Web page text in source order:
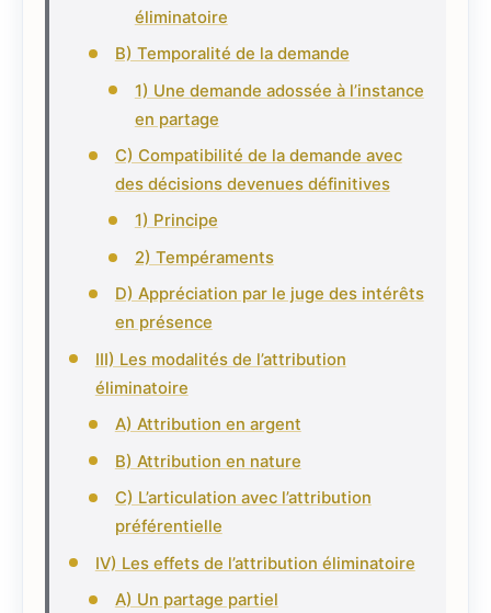
éliminatoire
B) Temporalité de la demande
1) Une demande adossée à l’instance
en partage
C) Compatibilité de la demande avec
des décisions devenues définitives
1) Principe
2) Tempéraments
D) Appréciation par le juge des intérêts
en présence
III) Les modalités de l’attribution
éliminatoire
A) Attribution en argent
B) Attribution en nature
C) L’articulation avec l’attribution
préférentielle
IV) Les effets de l’attribution éliminatoire
A) Un partage partiel